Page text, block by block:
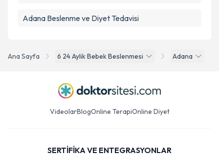
Ana Sayfa 6 24 Aylik Bebek Beslenmesi Adana
Adana Beslenme ve Diyet Tedavisi
VideolarBlogOnline TerapiOnline Diyet
SERTİFİKA VE ENTEGRASYONLAR